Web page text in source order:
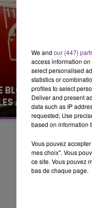
BLOQUE LA
ARDENNES
déclaré ce mercredi
We and our (447)
access information
select personalised
statistics or
profiles to select
Deliver and present
data such as IP
requested; Use
based on information
Vous pouvez
mes choix". Vous
ce site. Vous pouvez
bas de chaque page.